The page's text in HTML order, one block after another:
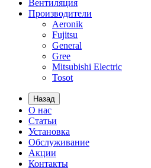
Вентиляция
Производители
Aeronik
Fujitsu
General
Gree
Mitsubishi Electric
Tosot
Назад
О нас
Статьи
Установка
Обслуживание
Акции
Контакты